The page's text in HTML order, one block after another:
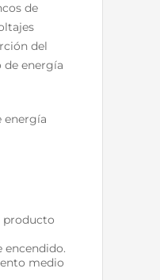
de
del
de energía
energía
producto
encendido.
medio